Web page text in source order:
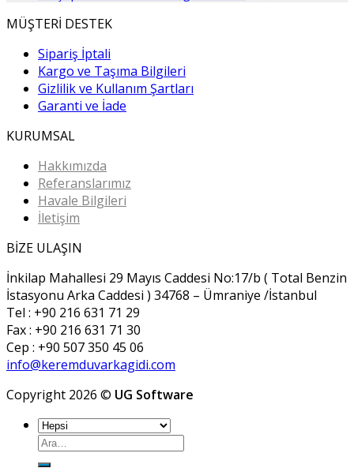
MÜŞTERİ DESTEK
Sipariş İptali
Kargo ve Taşıma Bilgileri
Gizlilik ve Kullanım Şartları
Garanti ve İade
KURUMSAL
Hakkımızda
Referanslarımız
Havale Bilgileri
İletişim
BİZE ULAŞIN
İnkilap Mahallesi 29 Mayıs Caddesi No:17/b ( Total Benzin
İstasyonu Arka Caddesi ) 34768 – Ümraniye /İstanbul
Tel : +90 216 631 71 29
Fax : +90 216 631 71 30
Cep : +90 507 350 45 06
info@keremduvarkagidi.com
Copyright 2026 © UG Software
Ara: